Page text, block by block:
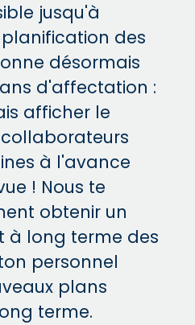
jusqu'à
des
désormais
d'affectation :
afficher le
à l'avance
! Nous te
obtenir un
à long terme des
personnel
plans
terme.